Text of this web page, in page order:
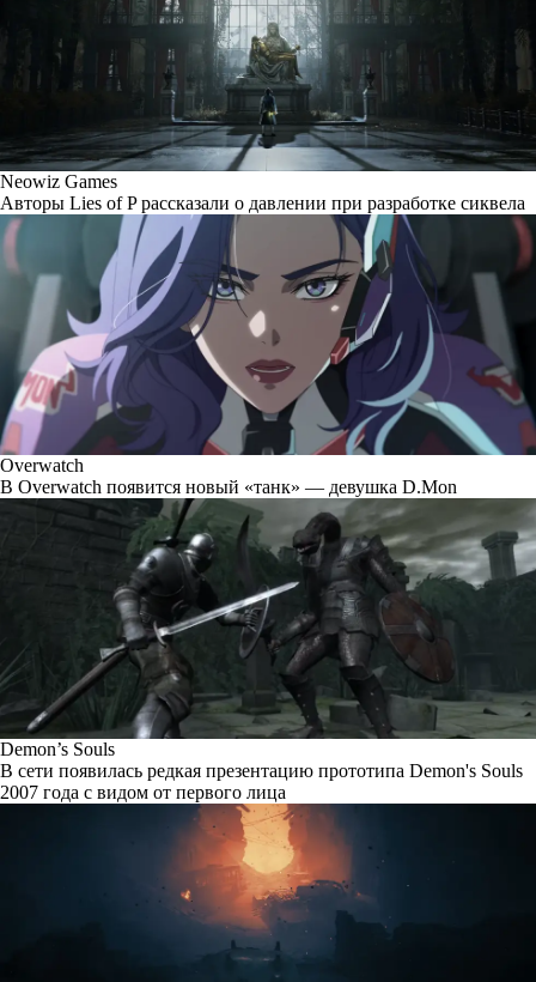
Neowiz Games
Авторы Lies of P рассказали о давлении при разработке сиквела
Overwatch
В Overwatch появится новый «танк» — девушка D.Mon
Demon’s Souls
В сети появилась редкая презентацию прототипа Demon's Souls
2007 года с видом от первого лица